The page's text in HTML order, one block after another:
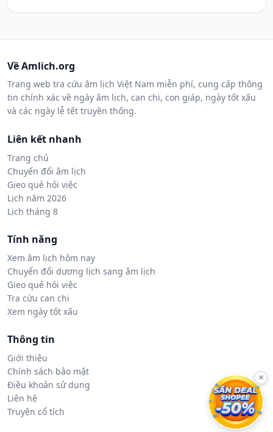
Về Amlich.org
Trang web tra cứu âm lịch Việt Nam miễn phí, cung cấp thông
tin chính xác về ngày âm lịch, can chi, con giáp, ngày tốt xấu
và các ngày lễ tết truyền thống.
Liên kết nhanh
Trang chủ
Chuyển đổi âm lịch
Gieo quẻ hỏi việc
Lịch năm 2026
Lịch tháng 8
Tính năng
Xem âm lịch hôm nay
Chuyển đổi dương lịch sang âm lịch
Gieo quẻ hỏi việc
Tra cứu can chi
Xem ngày tốt xấu
Thông tin
Giới thiệu
Chính sách bảo mật
Điều khoản sử dụng
Liên hệ
Truyện cổ tích
×